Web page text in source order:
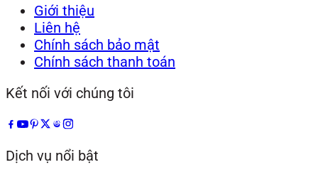
Giới thiệu
Liên hệ
Chính sách bảo mật
Chính sách thanh toán
Kết nối với chúng tôi
Dịch vụ nổi bật